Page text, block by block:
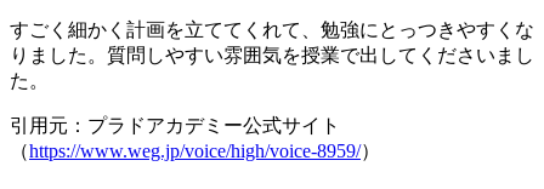
すごく細かく計画を立ててくれて、勉強にとっつきやすくな
りました。 質問しやすい雰囲気を授業で出してくださいまし
た 。
引用元：プラドアカデミー公式サイト
（https://www.weg.jp/voice/high/voice-8959/）